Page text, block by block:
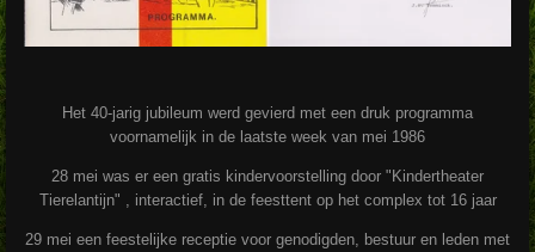
Het 40-jarig jubileum werd gevierd met een druk programma
voornamelijk in de laatste week van mei 1986
28 mei was er een gratis kindervoorstelling door "Kindertheater
Tierelantijn" , interactief, in de feesttent op het complex tot 16 jaar
29 mei een feestelijke receptie voor genodigden, bestuur en leden met